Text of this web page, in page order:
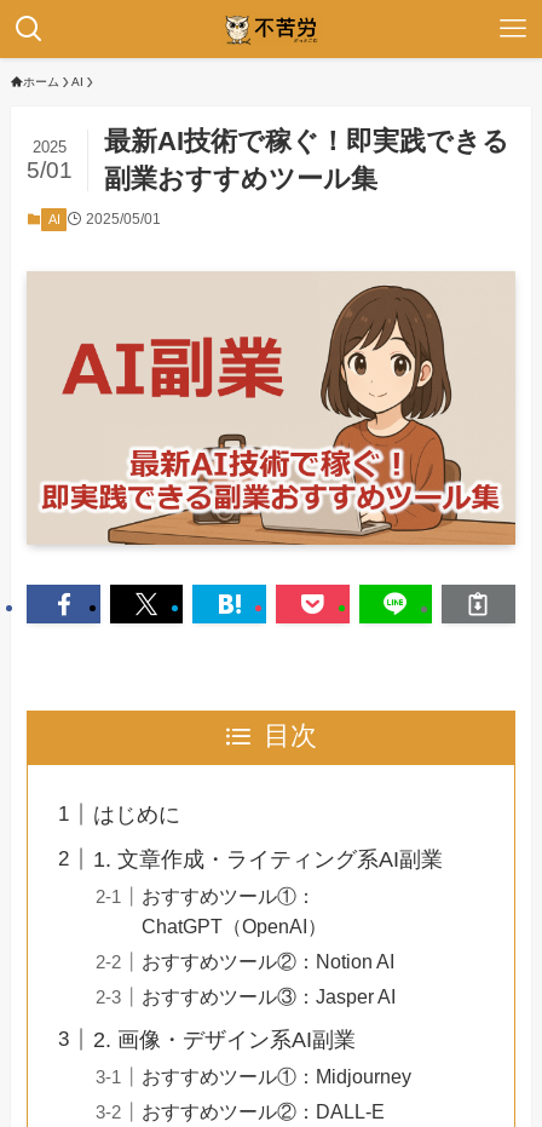
ホーム AI
最新AI技術で稼ぐ！即実践できる
副業おすすめツール集
2025
5/01
AI 2025/05/01
目次
はじめに
1. 文章作成・ライティング系AI副業
おすすめツール①：
ChatGPT（OpenAI）
おすすめツール②：Notion AI
おすすめツール③：Jasper AI
2. 画像・デザイン系AI副業
おすすめツール①：Midjourney
おすすめツール②：DALL-E